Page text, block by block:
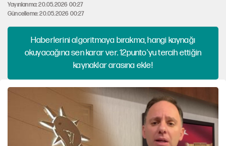
Yayınlanma: 20.05.2026 00:27
Güncelleme: 20.05.2026 00:27
Haberlerini algoritmaya bırakma, hangi kaynağı
okuyacağına sen karar ver. 12punto'yu tercih ettiğin
kaynaklar arasına ekle!